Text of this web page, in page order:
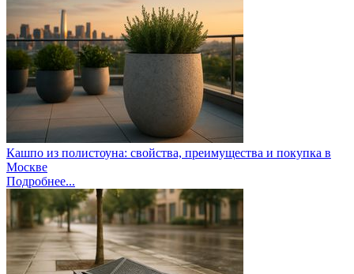
Кашпо из полистоуна: свойства, преимущества и покупка в
Москве
Подробнее...